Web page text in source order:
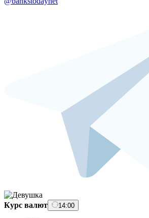
Курс валют 14:00